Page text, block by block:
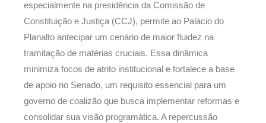
especialmente na presidência da Comissão de
Constituição e Justiça (CCJ), permite ao Palácio do
Planalto antecipar um cenário de maior fluidez na
tramitação de matérias cruciais. Essa dinâmica
minimiza focos de atrito institucional e fortalece a base
de apoio no Senado, um requisito essencial para um
governo de coalizão que busca implementar reformas e
consolidar sua visão programática. A repercussão